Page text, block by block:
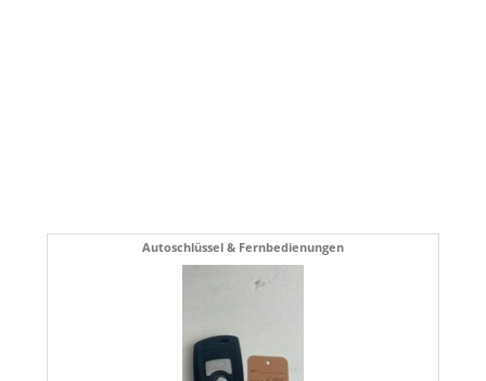
Autoschlüssel & Fernbedienungen